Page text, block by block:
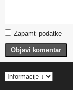
Zapamti podatke
Objavi komentar